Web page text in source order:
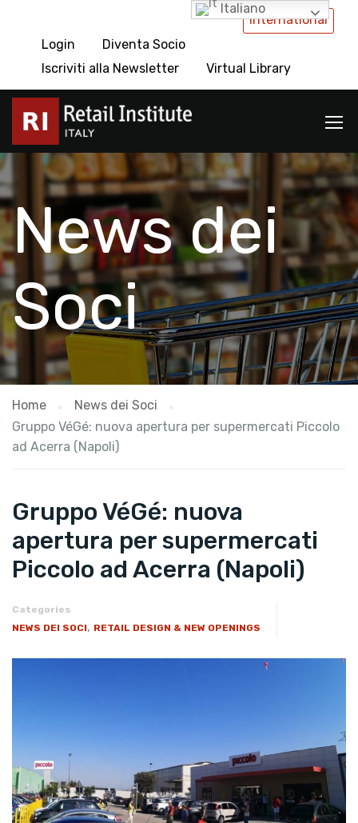
International
Login
Diventa Socio
Iscriviti alla Newsletter
Virtual Library
News dei
Soci
Home
News dei Soci
Gruppo VéGé: nuova apertura per supermercati Piccolo
ad Acerra (Napoli)
Gruppo VéGé: nuova
apertura per supermercati
Piccolo ad Acerra (Napoli)
Categories
NEWS DEI SOCI, RETAIL DESIGN & NEW OPENINGS
Italiano